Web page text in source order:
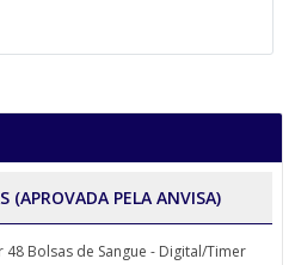
(APROVADA PELA ANVISA)
Bolsas de Sangue - Digital/Timer